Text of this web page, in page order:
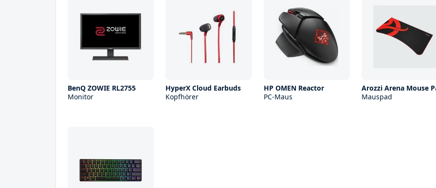
BenQ ZOWIE RL2755
Monitor
HyperX Cloud Earbuds
Kopfhörer
HP OMEN Reactor
PC-Maus
Arozzi Arena Mouse
Mauspad